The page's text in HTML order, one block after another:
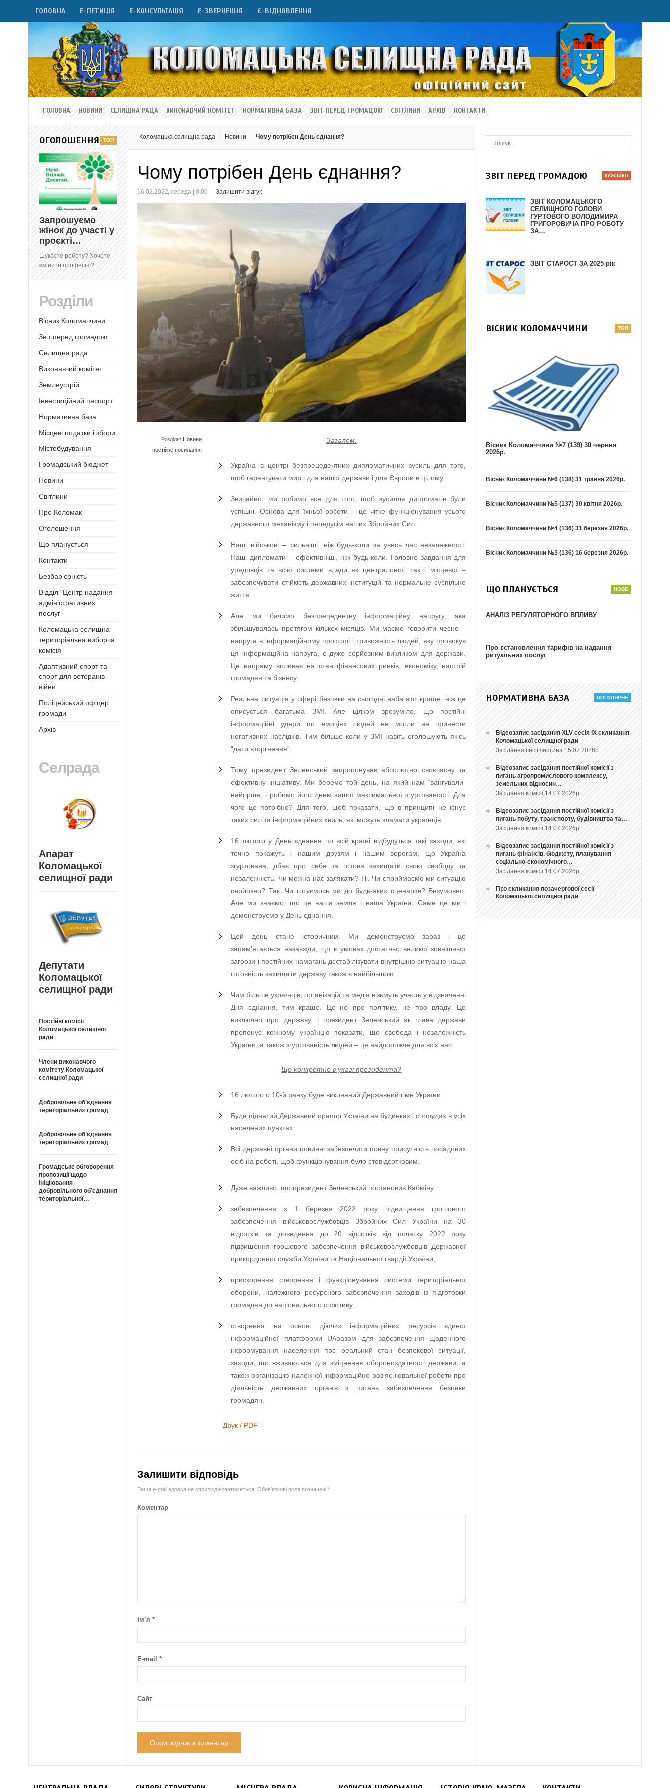
ГОЛОВНА Е-ПЕТИЦІЯ Е-КОНСУЛЬТАЦІЯ Е-ЗВЕРНЕННЯ Є-ВІДНОВЛЕННЯ
ГОЛОВНА НОВИНИ СЕЛИЩНА РАДА ВИКОНАВЧИЙ КОМІТЕТ НОРМАТИВНА БАЗА ЗВІТ ПЕРЕД ГРОМАДОЮ СВІТЛИНИ АРХІВ КОНТАКТИ
Коломацька селищна рада Новини Чому потрібен День єднання?
Чому потрібен День єднання?
16.02.2022, середа | 8:00 Залишити відгук
Розділи: Новини
постійне посилання
Загалом:
Україна в центрі безпрецедентних дипломатичних зусиль для того,
щоб гарантувати мир і для нашої держави і для Європи в цілому.
Звичайно, ми робимо все для того, щоб зусилля дипломатів були
успішні. Основа для їхньої роботи – це чітке функціонування усього
державного механізму і передусім наших Збройних Сил.
Наші військові – сильніші, ніж будь-коли за увесь час незалежності.
Наші дипломати – ефективніші, ніж будь-коли. Головне завдання для
урядовців та всієї системи влади як централоної, так і місцевої –
забезпечувати стійкість державних інституцій та нормальне суспільне
життя.
Але ми бачимо безпрецедентну інформаційну напругу, яка
збільшувалась протягом кількох місяців. Ми маємо говорити чесно –
напруга в інформаційному просторі і тривожність людей, яку провокує
ця інформаційна напруга, є дуже серйозним викликом для держави.
Це напряму впливає на стан фінансових ринків, економіку, настрій
громадян та бізнесу.
Реальна ситуація у сфері безпеки на сьогодні набагато краще, ніж це
описується багатьма ЗМІ. Але цілком зрозуміло, що постійні
інформаційні удари по емоціях людей не могли не принести
негативних наслідків. Тим більше коли у ЗМІ навіть оголошують якісь
“дати вторгнення”.
Тому президент Зеленський запропонував абсолютно своєчасну та
ефективну ініціативу. Ми беремо той день, на який нам “вангували”
найгірше, і робимо його днем нашої максимальної згуртованості. Для
чого це потрібно? Для того, щоб показати, що в принципі не існує
таких сил та інформаційних хвиль, які можуть зламати українців.
16 лютого у День єднання по всій країні відбудуться такі заходи, які
точно покажуть і нашим друзям і нашим ворогам, що Україна
згуртована, дбає про себе та готова захищати свою свободу та
незалежність. Чи можна нас залякати? Ні. Чи сприймаємо ми ситуацію
серйозно? Так. Чи готуємось ми до будь-яких сценаріїв? Безумовно.
Але ми знаємо, що це наша земля і наша Україна. Саме це ми і
демонструємо у День єднання.
Цей день стане історичним. Ми демонструємо зараз і це
запамʼятається назавжди, що в умовах достатньо великої зовнішньої
загрози і постійних намагань дестабілізувати внутрішню ситуацію наша
готовність захищати державу також є найбільшою.
Чим більше українців, організацій та медіа візьмуть участь у відзначенні
Дня єднання, тим краще. Це не про політику, не про владу. Це
виключно про державу, і президент Зеленський як глава держави
пропонує кожному українцю показати, що свобода і незалежність
України, а також згуртованість людей – це найдорожче для всіх нас.
Що конкретно в указі президента?
16 лютого о 10-й ранку буде виконаний Державний гімн України.
Буде піднятий Державний прапор України на будинках і спорудах в усіх
населених пунктах.
Всі державні органи повинні забезпечити повну присутність посадових
осіб на роботі, щоб функціонування було стовідсотковим.
Дуже важливо, що президент Зеленський постановив Кабміну:
забезпечення з 1 березня 2022 року підвищення грошового
забезпечення військовослужбовців Збройних Сил України на 30
відсотків та доведення до 20 відсотків від початку 2022 року
підвищення грошового забезпечення військовослужбовців Державної
прикордонної служби України та Національної гвардії України;
прискорення створення і функціонування системи територіальної
оборони, належного ресурсного забезпечення заходів із підготовки
громадян до національного спротиву;
створення на основі діючих інформаційних ресурсів єдиної
інформаційної платформи UAразом для забезпечення щоденного
інформування населення про реальний стан безпекової ситуації,
заходи, що вживаються для зміцнення обороноздатності держави, а
також організацію належної інформаційно-роз’яснювальної роботи про
діяльність державних органів з питань забезпечення безпеки
громадян.
Друк / PDF
Залишити відповідь
Ваша e-mail адреса не оприлюднюватиметься. Обов’язкові поля позначені*
Коментар
Ім’я*
E-mail*
Сайт
ОГОЛОШЕННЯ
Запрошуємо
жінок до участі у
проєкті…
Шукаєте роботу? Хочете
змінити професію?…
Розділи
Вісник Коломаччини
Звіт перед громадою
Селищна рада
Виконавчий комітет
Землеустрій
Інвестиційний паспорт
Нормативна база
Місцеві податки і збори
Містобудування
Громадський бюджет
Новини
Світлини
Про Коломак
Оголошення
Що планується
Контакти
Безбар’єрність
Відділ “Центр надання
адміністративних
послуг”
Коломацька селищна
територіальна виборча
комісія
Адаптивний спорт та
спорт для ветеранів
війни
Поліцейський офіцер
громади
Архів
Селрада
Апарат
Коломацької
селищної ради
Депутати
Коломацької
селищної ради
Постійні комісії
Коломацької селищної
ради
Члени виконавчого
комітету Коломацької
селищної ради
Добровільне об’єднання
територіальних громад
Добровільне об’єднання
територіальних громад
Громадське обговорення
пропозиції щодо
ініціювання
добровільного об’єднання
територіальної…
ЗВІТ ПЕРЕД ГРОМАДОЮ
ЗВІТ КОЛОМАЦЬКОГО
СЕЛИЩНОГО ГОЛОВИ
ГУРТОВОГО ВОЛОДИМИРА
ГРИГОРОВИЧА ПРО РОБОТУ
ЗА…
ЗВІТ СТАРОСТ ЗА 2025 рік
ВІСНИК КОЛОМАЧЧИНИ
Вісник Коломаччини №7 (139) 30 червня
2026р.
Вісник Коломаччини №6 (138) 31 травня 2026р.
Вісник Коломаччини №5 (137) 30 квітня 2026р.
Вісник Коломаччини №4 (136) 31 березня 2026р.
Вісник Коломаччини №3 (136) 16 березня 2026р.
ЩО ПЛАНУЄТЬСЯ
АНАЛІЗ РЕГУЛЯТОРНОГО ВПЛИВУ
Про встановлення тарифів на надання
ритуальних послуг
НОРМАТИВНА БАЗА
Відеозапис засідання ХLV сесія ІХ скликання
Коломацької селищної ради
Засідання сесії частина 15.07.2026р.
Відеозапис засідання постійної комісії з
питань агропромислового комплексу,
земельних відносин…
Засідання комісії 14.07.2026р.
Відеозапис засідання постійної комісії з
питань побуту, транспорту, будівництва та…
Засідання комісії 14.07.2026р.
Відеозапис засідання постійної комісії з
питань фінансів, бюджету, планування
соціально-економічного…
Засідання комісії 14.07.2026р.
Про скликання позачергової сесії
Коломацької селищної ради